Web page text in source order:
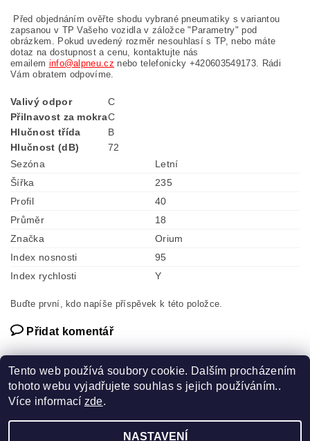
Před objednáním ověřte shodu vybrané pneumatiky s variantou
zapsanou v TP Vašeho vozidla v záložce "Parametry" pod
obrázkem. Pokud uvedený rozměr nesouhlasí s TP, nebo máte
dotaz na dostupnost a cenu, kontaktujte nás
emailem info@alpneu.cz nebo telefonicky +420603549173. Rádi
Vám obratem odpovíme.
Valivý odpor
C
Přilnavost za mokraC
Hlučnost třída
B
Hlučnost (dB)
72
Sezóna
Letní
Šířka
235
Profil
40
Průměr
18
Značka
Orium
Index nosnosti
95
Index rychlosti
Y
Buďte první, kdo napíše příspěvek k této položce.
Přidat komentář
Tento web používá soubory cookie. Dalším procházením
tohoto webu vyjadřujete souhlas s jejich používáním..
Více informací zde.
NASTAVENÍ